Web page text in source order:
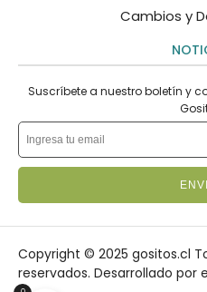
Cambios y
Suscríbete a nuestro boletín y
Copyright © 2025 gositos.cl
reservados. Desarrollado por